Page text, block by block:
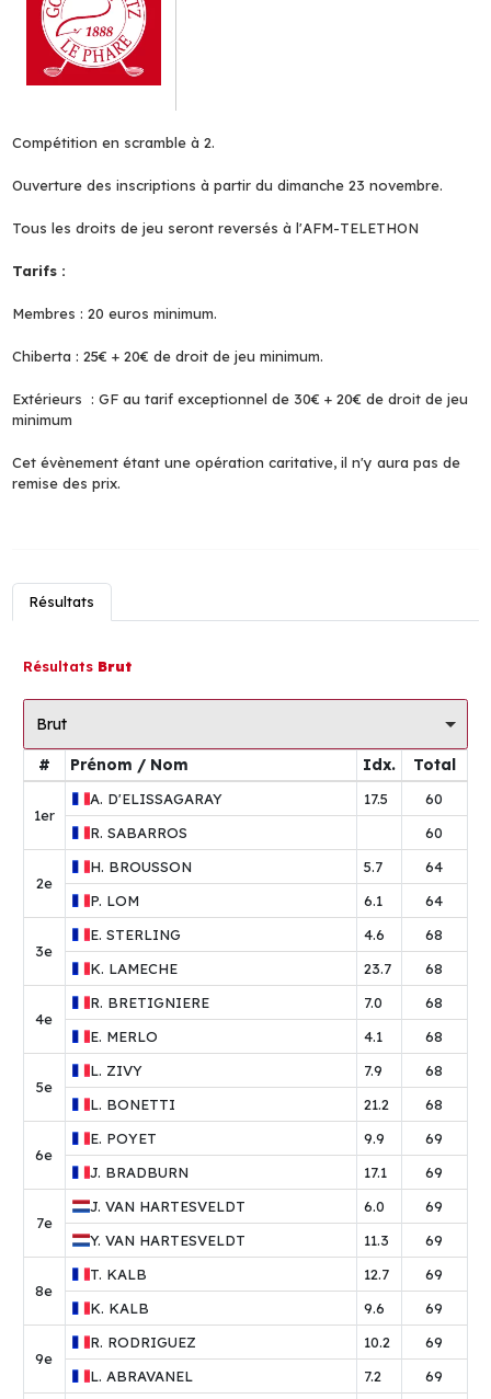
Compétition en scramble à 2.
Ouverture des inscriptions à partir du dimanche 23 novembre.
Tous les droits de jeu seront reversés à l'AFM-TELETHON
Tarifs :
Membres : 20 euros minimum.
Chiberta : 25€ + 20€ de droit de jeu minimum.
Extérieurs : GF au tarif exceptionnel de 30€ + 20€ de droit de jeu
minimum
Cet évènement étant une opération caritative, il n'y aura pas de
remise des prix.
Résultats
Résultats Brut
Brut
# Prénom / Nom Idx. Total
1er
A. D'ELISSAGARAY 17.5
60
R. SABARROS 60
2e
H. BROUSSON 5.7
64
P. LOM 6.1 64
3e
E. STERLING 4.6
68
K. LAMECHE 23.7 68
4e
R. BRETIGNIERE 7.0
68
E. MERLO 4.1 68
5e
L. ZIVY 7.9
68
L. BONETTI 21.2 68
6e
E. POYET 9.9
69
J. BRADBURN 17.1 69
7e
J. VAN HARTESVELDT 6.0
69
Y. VAN HARTESVELDT 11.3 69
8e
T. KALB 12.7
69
K. KALB 9.6 69
9e
R. RODRIGUEZ 10.2
69
L. ABRAVANEL 7.2 69